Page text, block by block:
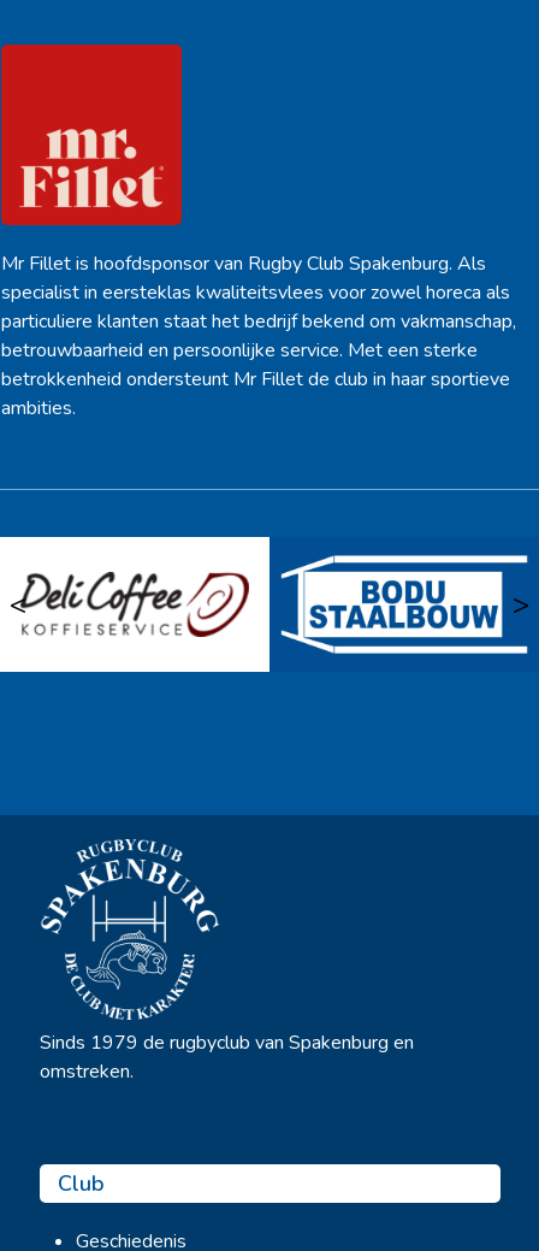
Mr Fillet is hoofdsponsor van Rugby Club Spakenburg. Als
specialist in eersteklas kwaliteitsvlees voor zowel horeca als
particuliere klanten staat het bedrijf bekend om vakmanschap,
betrouwbaarheid en persoonlijke service. Met een sterke
betrokkenheid ondersteunt Mr Fillet de club in haar sportieve
ambities.
< >
Sinds 1979 de rugbyclub van Spakenburg en
omstreken.
Club
Geschiedenis